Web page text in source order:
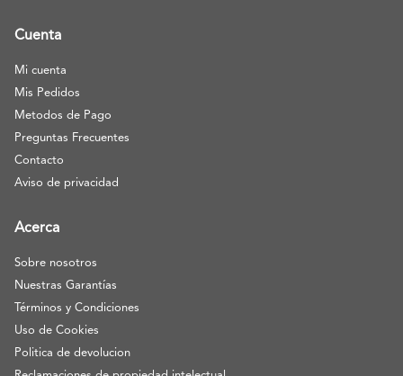
Cuenta
Mi cuenta
Mis Pedidos
Metodos de Pago
Preguntas Frecuentes
Contacto
Aviso de privacidad
Acerca
Sobre nosotros
Nuestras Garantías
Términos y Condiciones
Uso de Cookies
Politica de devolucion